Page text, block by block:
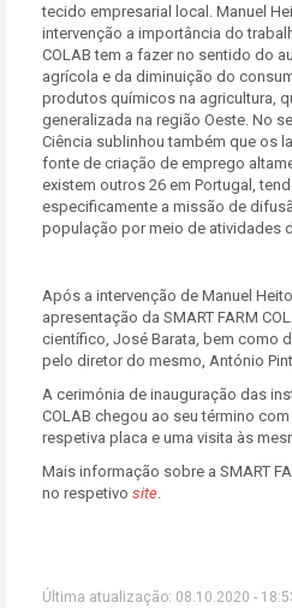
tecido empresarial local. Manuel
intervenção a importância do
COLAB tem a fazer no sentido do
agrícola e da diminuição do
produtos químicos na agricultura,
generalizada na região Oeste. No
Ciência sublinhou também que os
fonte de criação de emprego
existem outros 26 em Portugal,
especificamente a missão de
população por meio de atividades
Após a intervenção de Manuel
apresentação da SMART FARM
científico, José Barata, bem como
pelo diretor do mesmo, António
A cerimónia de inauguração das
COLAB chegou ao seu término
respetiva placa e uma visita às
Mais informação sobre a SMART
no respetivo site.
Última atualização: 08.10.2020 -